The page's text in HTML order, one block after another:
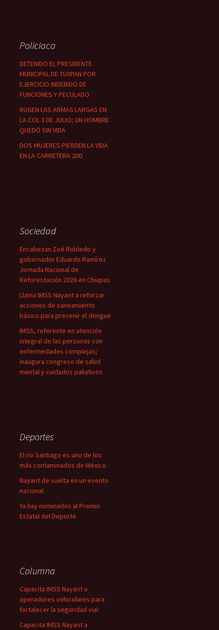
Policiaca
DETENIDO EL PRESIDENTE
MUNICIPAL DE TUXPAN POR
EJERCICIO INDEBIDO DE
FUNCIONES Y PECULADO
RUGEN LAS ARMAS LARGAS EN
LA COL 3 DE JULIO; UN HOMBRE
QUEDÓ SIN VIDA
DOS MUJERES PIERDEN LA VIDA
EN LA CARRETERA 200
Sociedad
Encabezan Zoé Robledo y
gobernador Eduardo Ramírez
Jornada Nacional de
Reforestación 2026 en Chiapas
Llama IMSS Nayarit a reforzar
acciones de saneamiento
básico para prevenir el dengue
IMSS, referente en atención
integral de las personas con
enfermedades complejas;
inaugura congreso de salud
mental y cuidados paliativos
Deportes
El río Santiago es uno de los
más contaminados de México
Nayarit de vuelta en un evento
nacional
Ya hay nominados al Premio
Estatal del Deporte
Columna
Capacita IMSS Nayarit a
operadores vehiculares para
fortalecer la seguridad vial
Capacita IMSS Nayarit a